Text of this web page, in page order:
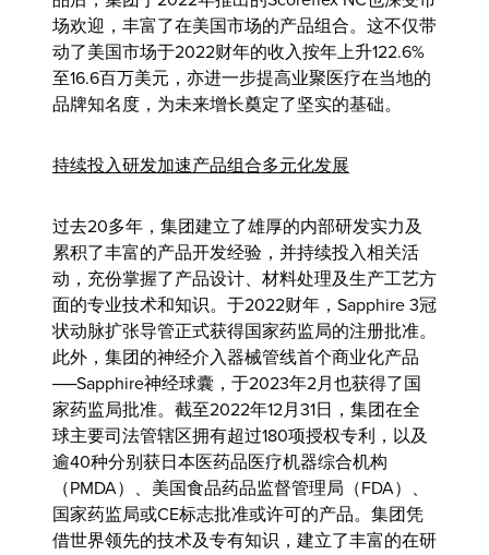
场欢迎，丰富了在美国市场的产品组合。这不仅带
动了美国市场于2022财年的收入按年上升122.6%
至16.6百万美元，亦进一步提高业聚医疗在当地的
品牌知名度，为未来增长奠定了坚实的基础。
持续投入研发加速产品组合多元化发展
过去20多年，集团建立了雄厚的内部研发实力及
累积了丰富的产品开发经验，并持续投入相关活
动，充份掌握了产品设计、材料处理及生产工艺方
面的专业技术和知识。于2022财年，Sapphire 3冠
状动脉扩张导管正式获得国家药监局的注册批准。
此外，集团的神经介入器械管线首个商业化产品
──Sapphire神经球囊，于2023年2月也获得了国
家药监局批准。截至2022年12月31日，集团在全
球主要司法管辖区拥有超过180项授权专利，以及
逾40种分别获日本医药品医疗机器综合机构
（PMDA）、美国食品药品监督管理局（FDA）、
国家药监局或CE标志批准或许可的产品。集团凭
借世界领先的技术及专有知识，建立了丰富的在研